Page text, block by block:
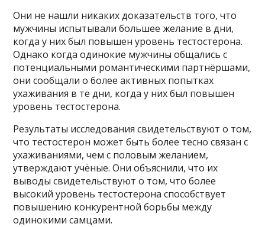
Они не нашли никаких доказательств того, что
мужчины испытывали большее желание в дни,
когда у них был повышен уровень тестостерона.
Однако когда одинокие мужчины общались с
потенциальными романтическими партнёршами,
они сообщали о более активных попытках
ухаживания в те дни, когда у них был повышен
уровень тестостерона.
Результаты исследования свидетельствуют о том,
что тестостерон может быть более тесно связан с
ухаживаниями, чем с половым желанием,
утверждают учёные. Они объяснили, что их
выводы свидетельствуют о том, что более
высокий уровень тестостерона способствует
повышению конкурентной борьбы между
одинокими самцами.